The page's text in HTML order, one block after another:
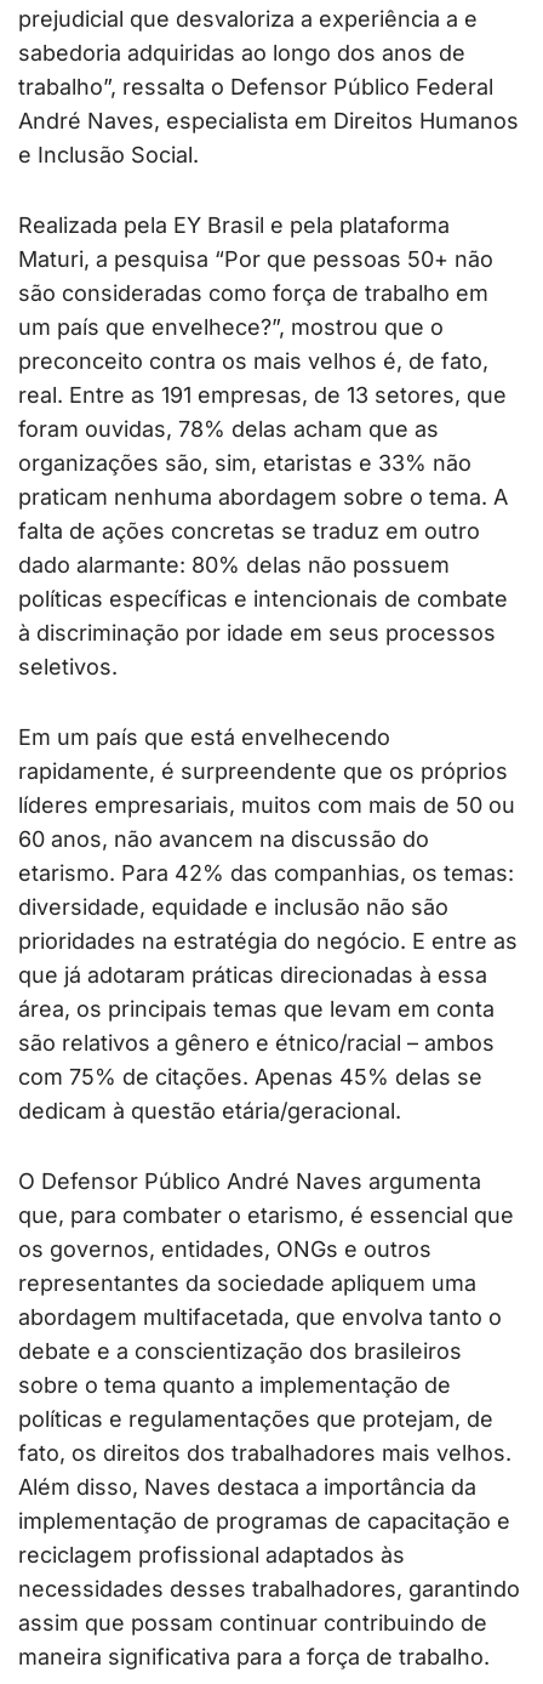
prejudicial que desvaloriza a experiência a e
sabedoria adquiridas ao longo dos anos de
trabalho”, ressalta o Defensor Público Federal
André Naves, especialista em Direitos Humanos
e Inclusão Social.
Realizada pela EY Brasil e pela plataforma
Maturi, a pesquisa “Por que pessoas 50+ não
são consideradas como força de trabalho em
um país que envelhece?”, mostrou que o
preconceito contra os mais velhos é, de fato,
real. Entre as 191 empresas, de 13 setores, que
foram ouvidas, 78% delas acham que as
organizações são, sim, etaristas e 33% não
praticam nenhuma abordagem sobre o tema. A
falta de ações concretas se traduz em outro
dado alarmante: 80% delas não possuem
políticas específicas e intencionais de combate
à discriminação por idade em seus processos
seletivos.
Em um país que está envelhecendo
rapidamente, é surpreendente que os próprios
líderes empresariais, muitos com mais de 50 ou
60 anos, não avancem na discussão do
etarismo. Para 42% das companhias, os temas:
diversidade, equidade e inclusão não são
prioridades na estratégia do negócio. E entre as
que já adotaram práticas direcionadas à essa
área, os principais temas que levam em conta
são relativos a gênero e étnico/racial – ambos
com 75% de citações. Apenas 45% delas se
dedicam à questão etária/geracional.
O Defensor Público André Naves argumenta
que, para combater o etarismo, é essencial que
os governos, entidades, ONGs e outros
representantes da sociedade apliquem uma
abordagem multifacetada, que envolva tanto o
debate e a conscientização dos brasileiros
sobre o tema quanto a implementação de
políticas e regulamentações que protejam, de
fato, os direitos dos trabalhadores mais velhos.
Além disso, Naves destaca a importância da
implementação de programas de capacitação e
reciclagem profissional adaptados às
necessidades desses trabalhadores, garantindo
assim que possam continuar contribuindo de
maneira significativa para a força de trabalho.